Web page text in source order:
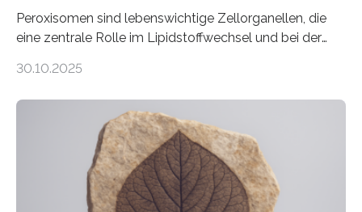
Peroxisomen sind lebenswichtige Zellorganellen, die
eine zentrale Rolle im Lipidstoffwechsel und bei der
erfüllen können, müssen zahlreiche Enzyme präzise in
der Ruhr-Universität Bochum um Prof. Dr. Ralf Erdmann
und Dr. Ismaila Francis Yusuf hat nun einen bislang
unbekannten Qualitätskontrollmechanismus des
peroxisomalen Proteintransports in der Bäckerhefe
Saccharomyces cerevisiae entdeckt, der für die
30.10.2025